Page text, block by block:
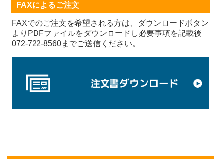
FAXによるご注文
FAXでのご注文を希望される方は、ダウンロードボタン
よりPDFファイルをダウンロードし必要事項を記載後
072-722-8560までご送信ください。